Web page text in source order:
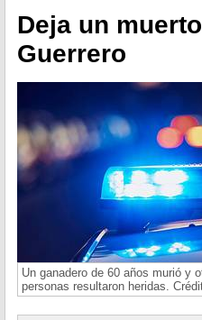
Deja un
Guerrero
Un ganadero de 60 años murió y
personas resultaron heridas.